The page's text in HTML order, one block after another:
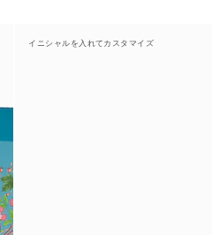
イニシャルを入れてカスタマイズ